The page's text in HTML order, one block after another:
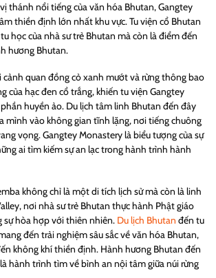
thánh nổi tiếng của văn hóa Bhutan, Gangtey
thiền định lớn nhất khu vực. Tu viện cổ Bhutan
học của nhà sư trẻ Bhutan mà còn là điểm đến
hương Bhutan.
cảnh quan đồng cỏ xanh mướt và rừng thông bao
của hạc đen cổ trắng, khiến tu viện Gangtey
huyền ảo. Du lịch tâm linh Bhutan đến đây
mình vào không gian tĩnh lặng, nơi tiếng chuông
vọng. Gangtey Monastery là biểu tượng của sự
ai tìm kiếm sự an lạc trong hành trình hành
không chỉ là một di tích lịch sử mà còn là linh
nơi nhà sư trẻ Bhutan thực hành Phật giáo
sự hòa hợp với thiên nhiên. Du lịch Bhutan đến tu
đến trải nghiệm sâu sắc về văn hóa Bhutan,
không khí thiền định. Hành hương Bhutan đến
hành trình tìm về bình an nội tâm giữa núi rừng